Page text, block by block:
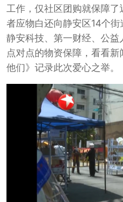
工作，仅社区团购就保障
者应物白还向静安区14个
静安科技、第一财经、公
点对点的物资保障，看看
他们》记录此次爱心之举。